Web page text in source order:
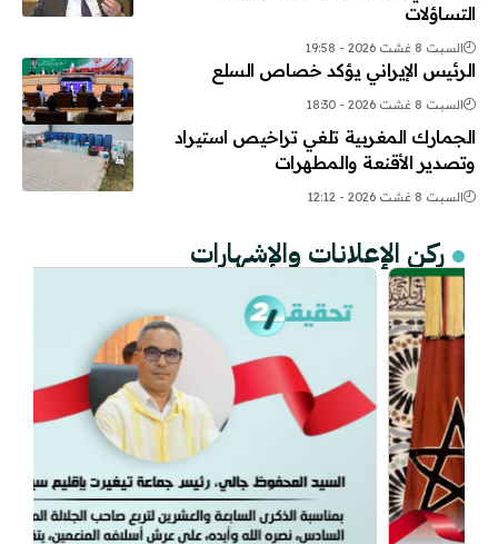
التساؤلات
السبت 8 غشت 2026 - 19:58
الرئيس الإيراني يؤكد خصاص السلع
السبت 8 غشت 2026 - 18:30
الجمارك المغربية تلغي تراخيص استيراد
وتصدير الأقنعة والمطهرات
السبت 8 غشت 2026 - 12:12
ركن الإعلانات والإشهارات